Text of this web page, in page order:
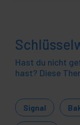
Hast du nicht
hast? Diese
Signal